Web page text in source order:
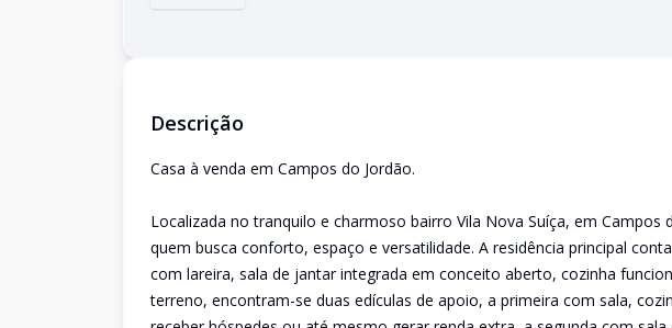
Descrição
Casa à venda em Campos do Jordão.
Localizada no tranquilo e charmoso bairro Vila Nova Suíça, em Campos
quem busca conforto, espaço e versatilidade. A residência principal
com lareira, sala de jantar integrada em conceito aberto, cozinha
terreno, encontram-se duas edículas de apoio, a primeira com sala,